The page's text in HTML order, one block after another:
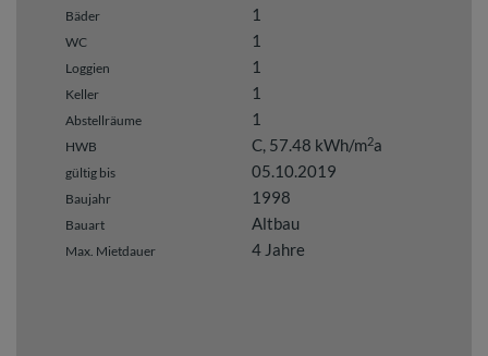
Bäder 1
WC 1
Loggien 1
Keller 1
Abstellräume 1
HWB C, 57.48 kWh/m2a
gültig bis 05.10.2019
Baujahr 1998
Bauart Altbau
Max. Mietdauer 4 Jahre